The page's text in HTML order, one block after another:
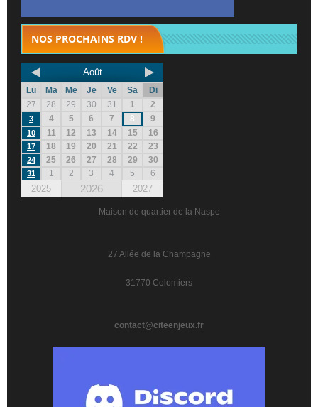
NOS PROCHAINS RDV !
Août
Lu Ma Me Je Ve Sa
Di
27
28 29 30 31 1 2
3 4 5 6 7 8 9
10 11 12 13 14 15 16
17 18 19 20 21 22 23
24 25 26 27 28 29 30
31 1 2 3 4 5 6
2025 2026 2027
Maison de quartier de la Naspe
27 Allée de la Champagne
31770 Colomiers
contact@citeenjeux.fr